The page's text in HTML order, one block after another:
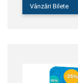
Vânzări Bilete